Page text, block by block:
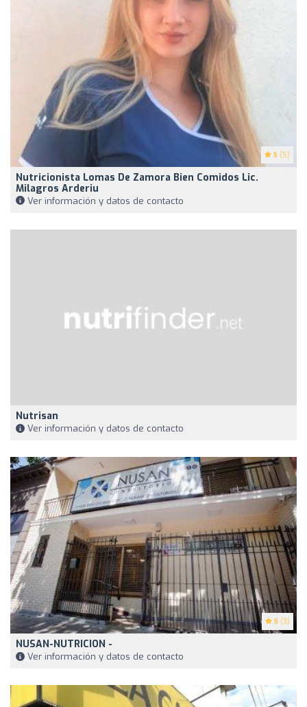
5 (5)
Nutricionista Lomas De Zamora Bien Comidos Lic.
Milagros Arderiu
Ver información y datos de contacto
Nutrisan
Ver información y datos de contacto
5 (3)
NUSAN-NUTRICION -
Ver información y datos de contacto